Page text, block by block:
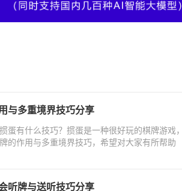
与多重境界技巧分享
蛋有什么技巧？掼蛋是一种很好玩的棋牌游戏
的作用与多重境界技巧，希望对大家有所帮助
听牌与送听技巧分享